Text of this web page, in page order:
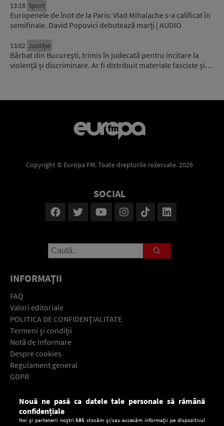
13:18 Sport
Europenele de înot de la Paris: Vlad Mihalache s-a calificat în
semifinale. David Popovici debutează marți | AUDIO
13:02 Justiție
Bărbat din București, trimis în judecată pentru incitare la
violență și discriminare. Ar fi distribuit materiale fasciste și…
Copyright © Europa FM. Toate drepturile rezervate. 2026
SOCIAL
INFORMAŢII
FAQ
Valori editoriale
POLITICA DE CONFIDENŢIALITATE
Termeni şi condiţii
Notă de Informare
Despre cookies
Regulament general
GDPR
Descarcă gratuit aplicaţia Europa FM pentru smartphone:
Nouă ne pasă ca datele tale personale să rămână
confidențiale
Noi și partenerii noștri585 stocăm și/sau accesăm informații pe dispozitivul